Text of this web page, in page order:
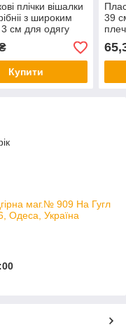
плічки вішалки
з широким
см для одягу
Купити
39
маг.№ 909 На Гугл
Одеса, Україна